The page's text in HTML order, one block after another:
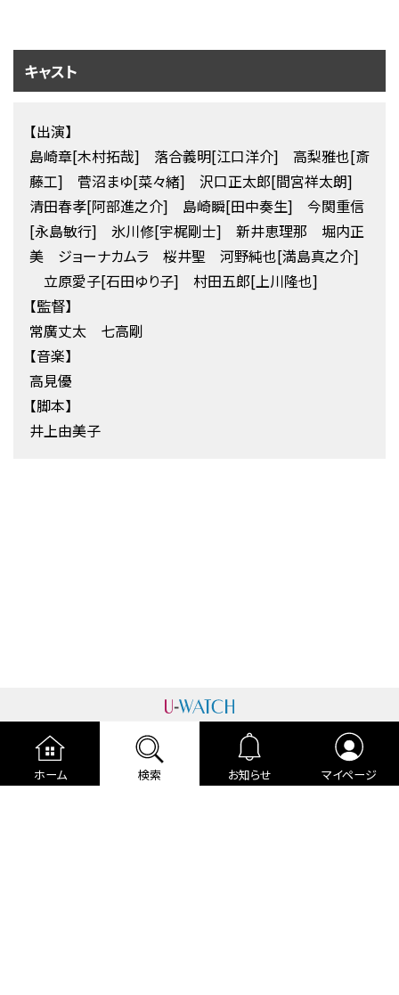
ホーム 検索 お知らせ マイページ
キャスト
【出演】
島崎章[木村拓哉] 落合義明[江口洋介] 高梨雅也[斎
藤工] 菅沼まゆ[菜々緒] 沢口正太郎[間宮祥太朗]
清田春孝[阿部進之介] 島崎瞬[田中奏生] 今関重信
[永島敏行] 氷川修[宇梶剛士] 新井恵理那 堀内正
美 ジョーナカムラ 桜井聖 河野純也[満島真之介]
立原愛子[石田ゆり子] 村田五郎[上川隆也]
【監督】
常廣丈太 七高剛
【音楽】
高見優
【脚本】
井上由美子
運営者情報 プライバシーポリシー
cookieポリシー
利用規約
ご利用ガイド 編集部より
広告掲載について